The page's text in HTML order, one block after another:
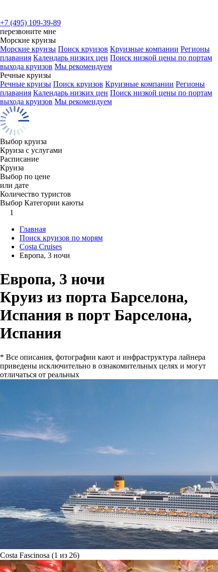
+7 (495) 109-39-89
перезвоните мне
Морские круизы
Морские круизы Поиск круизов Круизные компании Регионы
плавания Календарь низких цен Поиск низкой цены по портам
выхода круизов Мы рекомендуем
Речные круизы
Речные круизы Поиск круизов Круизные компании Регионы
плавания Календарь низких цен Поиск низкой цены по портам
выхода круизов Мы рекомендуем
Выбор круиза
Круиза с услугами
Расписание
Круиза
Выбор по цене
или дате
Количество туристов
Выбор Категории каюты
1
Главная
Поиск круизов по морям
Costa Cruises
Европа, 3 ночи
Европа, 3 ночи
Круиз из порта Барселона,
Испания в порт Барселона,
Испания
* Все описания, фотографии кают и инфраструктура лайнера
приведены исключительно в ознакомительных целях и могут
отличаться от реальных
Costa Fascinosa (1 из 26)